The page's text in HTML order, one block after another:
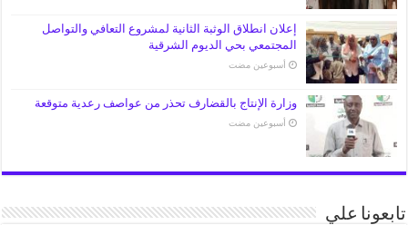
إعلان انطلاق الوثبة الثانية لمشروع التعافي والتواصل
المجتمعي بحي الديوم الشرقية
‏أسبوعين مضت
وزارة الإنتاج بالقضارف تحذر من عواصف رعدية متوقعة
‏أسبوعين مضت
تابعونا علي